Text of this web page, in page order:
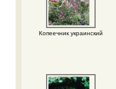
Копеечник украинский